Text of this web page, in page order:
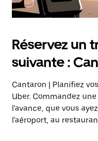
Réservez un
suivante :
Cantaron | Planifiez
Uber. Commandez
l'avance, que vous
l'aéroport, au